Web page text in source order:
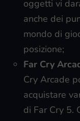
oggetti vi
anche dei
mondo di
posizione;
Far Cry
Cry Arcade
acquistare
di Far Cry 5.